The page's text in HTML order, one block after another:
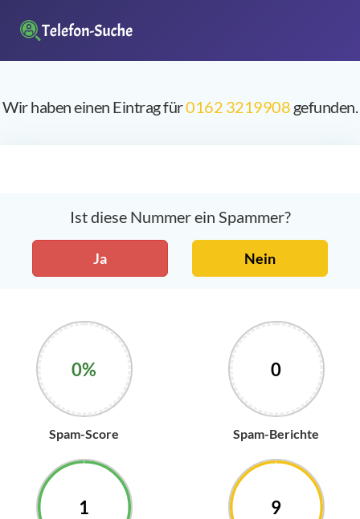
Wir haben einen Eintrag für0162 3219908 gefunden.
Ist diese Nummer ein Spammer?
Ja Nein
0%
Spam-Score
0
Spam-Berichte
1 9